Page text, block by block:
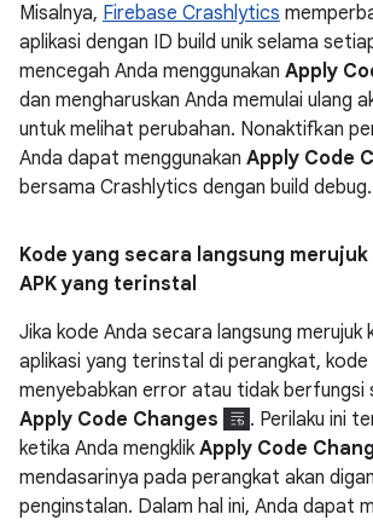
Misalnya, Firebase Crashlytics
aplikasi dengan ID build unik selama
mencegah Anda menggunakan Apply
dan mengharuskan Anda memulai ulang
untuk melihat perubahan. Nonaktifkan
Anda dapat menggunakan Apply Code
bersama Crashlytics dengan build debug.
Kode yang secara langsung
APK yang terinstal
Jika kode Anda secara langsung merujuk
aplikasi yang terinstal di perangkat,
menyebabkan error atau tidak berfungsi
Apply Code Changes
. Perilaku ini
ketika Anda mengklik Apply Code
mendasarinya pada perangkat akan
penginstalan. Dalam hal ini, Anda dapat